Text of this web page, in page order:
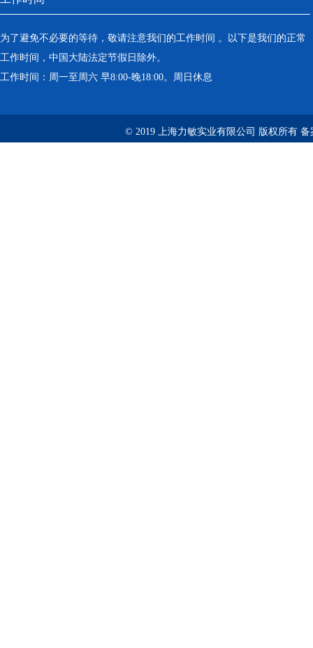
为了避免不必要的等待，敬请注意我们的工作时间 。以下是我们的正常
工作时间，中国大陆法定节假日除外。
工作时间：周一至周六 早8:00-晚18:00。周日休息
© 2019 上海力敏实业有限公司 版权所有 备